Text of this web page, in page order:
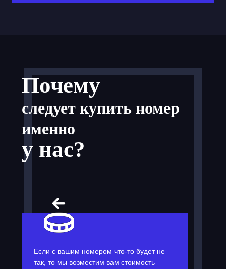
Почему
следует купить номер
именно
у нас?
Если с вашим номером что-то будет не
так, то мы возместим вам стоимость